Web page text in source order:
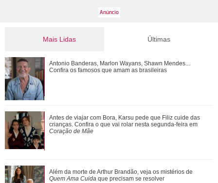
Mais Lidas
Antes de viajar com Bora, Karsu pede que Filiz cuide das
crianças. Confira o que vai rolar n...
Além da morte de Arthur Brandão, veja os mistérios de
Quem Ama Cuida que precisam se resol...
Marcos Caruso se emociona ao revisitar mais de 50 anos
de carreira
Últimas
Antonio Banderas, Marlon Wayans, Shawn Mendes...
Confira os famosos que amam as brasileiras
Antes de viajar com Bora, Karsu pede que Filiz cuide das
crianças. Confira o que vai rolar nesta segunda-feira em
Coração de Mãe
Além da morte de Arthur Brandão, veja os mistérios de
Quem Ama Cuida que precisam se resolver